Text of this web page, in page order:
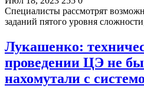
Специалисты рассмотрят
заданий пятого уровня
Лукашенко:
проведении ЦЭ не
нахомутали с